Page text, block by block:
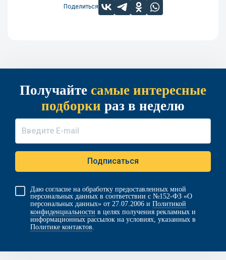
Поделиться
Получайте самые интересные
подборки раз в неделю
Даю согласие на обработку предоставленных мной
персональных данных в соответствии с №152-ФЗ «О
персональных данных» от 27.07.2006 и Политикой
конфиденциальности в целях получения рекламных и
информационных рассылок на условиях, указанных в
Политике контактов